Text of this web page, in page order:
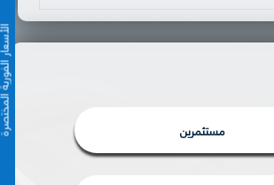
الأسعار مستثمرين